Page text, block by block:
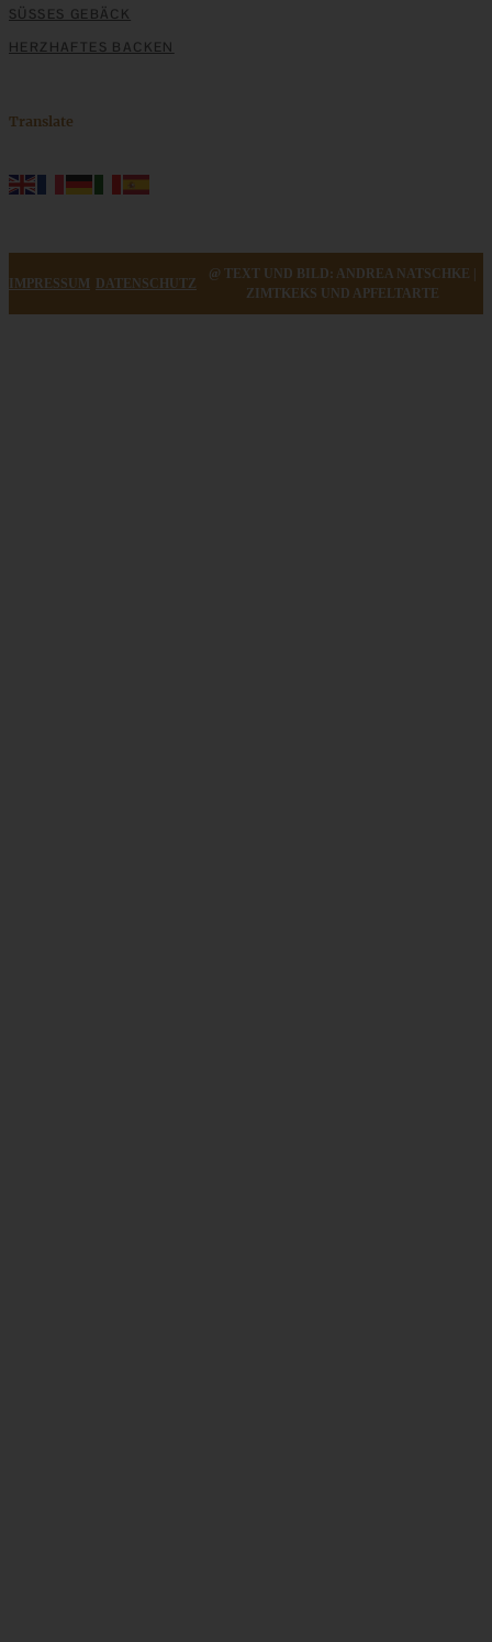
SÜSSES GEBÄCK
HERZHAFTES BACKEN
Translate
IMPRESSUM DATENSCHUTZ
@ TEXT UND BILD: ANDREA NATSCHKE |
ZIMTKEKS UND APFELTARTE